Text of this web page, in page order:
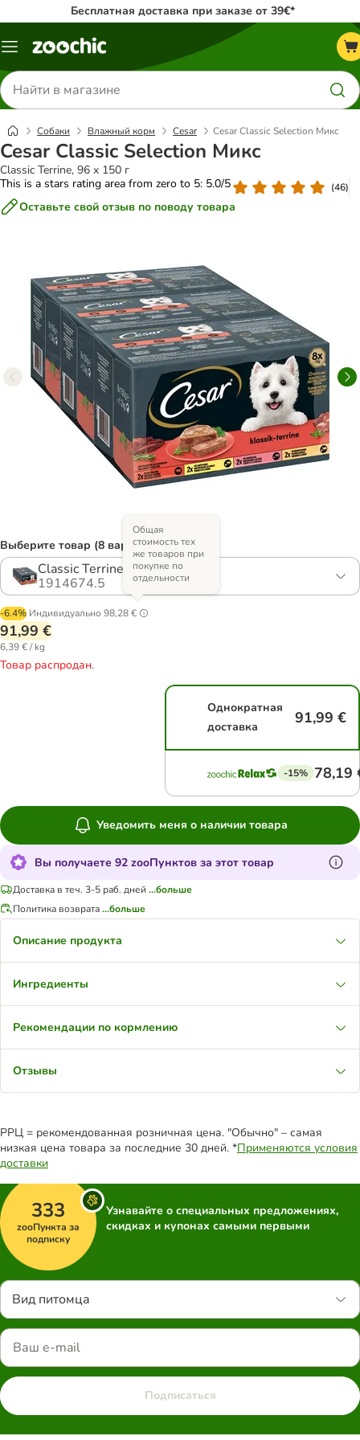
Бесплатная доставка при заказе от 39€*
Каталог
Поиск
товаров
Собаки Влажный корм Cesar Cesar Classic Selection Микс
Cesar Classic Selection Микс
Classic Terrine, 96 x 150 г
This is a stars rating area from zero to 5: 5.0/5
(46)
Оставьте свой отзыв по поводу товара
Выберите товар (8 вариантов)
Classic Terrine, 96 x 150 г
1914674.5
-6.4% Индивидуально 98,28 €
Общая
стоимость тех
же товаров при
покупке по
отдельности
91,99 €
6,39 € / kg
Товар распродан.
Однократная
доставка
91,99 €
-15% 78,19
Уведомить меня о наличии товара
Вы получаете 92 zooПунктов за этот товар
Доставка в теч. 3-5 раб. дней ...больше
Политика возврата...больше
Описание продукта
Ингредиенты
Рекомендации по кормлению
Отзывы
РРЦ = рекомендованная розничная цена. "Обычно" – самая
низкая цена товара за последние 30 дней. *Применяются условия
доставки
333
zooПункта за
подписку
Узнавайте о специальных предложениях,
скидках и купонах самыми первыми
Вид питомца
Подписаться